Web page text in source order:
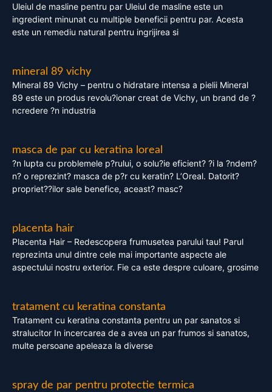
Uleiul de masline pentru par Uleiul de masline este un
ingredient minunat cu multiple beneficii pentru par. Acesta
este un remediu natural pentru ingrijirea si
mineral 89 vichy
Mineral 89 Vichy – pentru o hidratare intensa a pielii Mineral
89 este un produs revolu?ionar creat de Vichy, un brand de ?
ncredere ?n industria
masca de par cu keratina loreal
?n lupta cu problemele p?rului, o solu?ie eficient? ?i la ?ndem?
n? o reprezint? masca de p?r cu keratin? L’Oreal. Datorit?
propriet??ilor sale benefice, aceast? masc?
placenta hair
Placenta Hair – Redescopera frumusetea parului tau! Parul
reprezinta unul dintre cele mai importante aspecte ale
aspectului nostru exterior. Fie ca este despre culoare, grosime
tratament cu keratina constanta
Tratament cu keratina constanta pentru un par sanatos si
stralucitor In incercarea de a avea un par frumos si sanatos,
multe persoane apeleaza la diverse
spray de par pentru protectie termica